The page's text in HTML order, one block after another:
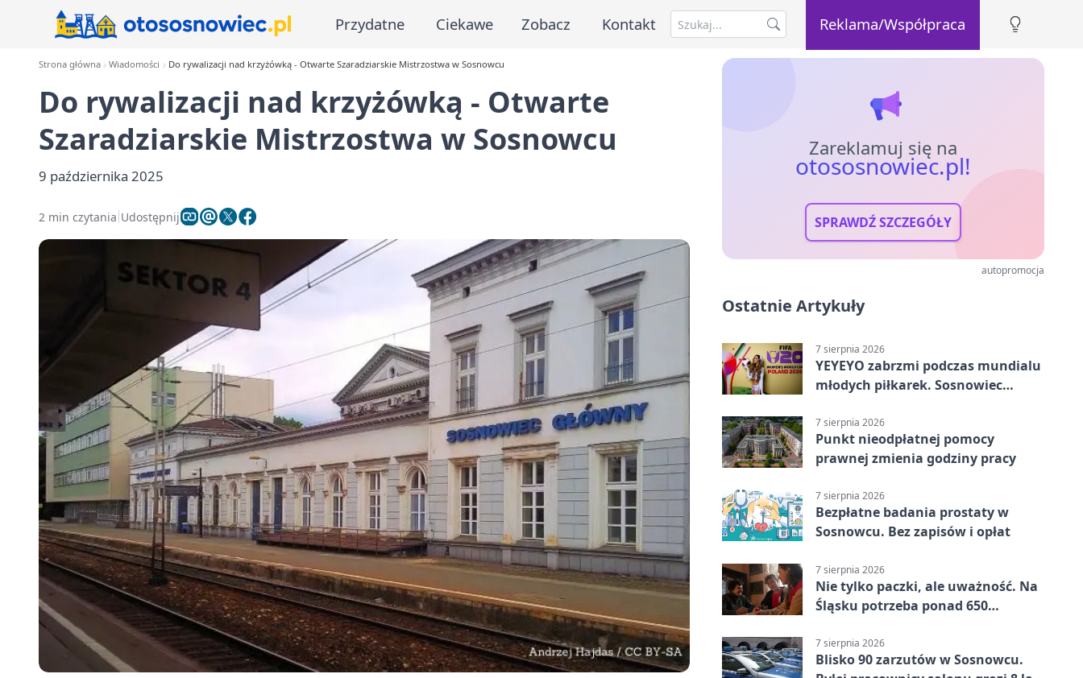
Przydatne Ciekawe Zobacz Kontakt Reklama/Współpraca
Strona główna Wiadomości Do rywalizacji nad krzyżówką - Otwarte Szaradziarskie Mistrzostwa w Sosnowcu
Do rywalizacji nad krzyżówką - Otwarte
Szaradziarskie Mistrzostwa w Sosnowcu
9 października 2025
2 min czytania Udostępnij
Zareklamuj się na
otososnowiec.pl!
SPRAWDŹ SZCZEGÓŁY
autopromocja
Ostatnie Artykuły
7 sierpnia 2026
YEYEYO zabrzmi podczas mundialu
młodych piłkarek. Sosnowiec
7 sierpnia 2026
Punkt nieodpłatnej pomocy
prawnej zmienia godziny pracy
7 sierpnia 2026
Bezpłatne badania prostaty w
Sosnowcu. Bez zapisów i opłat
7 sierpnia 2026
Nie tylko paczki, ale uważność. Na
Śląsku potrzeba ponad 650
7 sierpnia 2026
Blisko 90 zarzutów w Sosnowcu.